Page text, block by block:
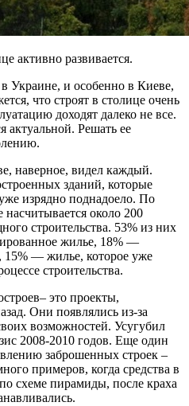
активно развивается.
Украине, и особенно в Киеве,
что строят в столице очень
доходят далеко не все.
актуальной. Решать ее
наверное, видел каждый.
зданий, которые
изрядно поднадоело. По
около 200
строительства. 53% из них
жилье, 18% —
15% — жилье, которое уже
строительства.
это проекты,
Они появлялись из-за
возможностей. Усугубил
2008-2010 годов. Еще один
заброшенных строек –
примеров, когда средства в
схеме пирамиды, после краха